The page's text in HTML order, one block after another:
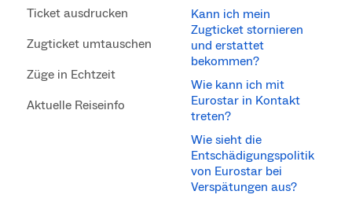
Ticket ausdrucken
Zugticket umtauschen
Züge in Echtzeit
Aktuelle Reiseinfo
Kann ich mein
Zugticket stornieren
und erstattet
bekommen?
Wie kann ich mit
Eurostar in Kontakt
treten?
Wie sieht die
Entschädigungspolitik
von Eurostar bei
Verspätungen aus?